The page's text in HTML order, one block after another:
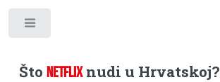
Što NETFLIXnudi u Hrvatskoj?